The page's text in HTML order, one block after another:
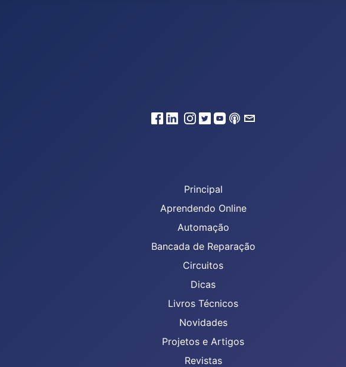
Principal
Aprendendo Online
Automação
Bancada de Reparação
Circuitos
Dicas
Livros Técnicos
Novidades
Projetos e Artigos
Revistas